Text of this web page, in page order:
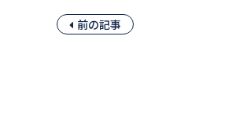
前の記事